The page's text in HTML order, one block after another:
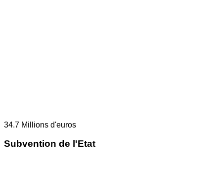
34.7 Millions d'euros
Subvention de l'Etat